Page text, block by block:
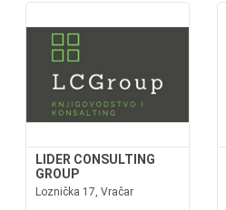
LIDER CONSULTING
GROUP
Loznička 17, Vračar